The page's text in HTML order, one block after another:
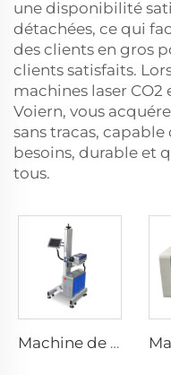
une disponibilité
détachées, ce qui
des clients en gros
clients satisfaits.
machines laser
Voiern, vous
sans tracas,
besoins, durable et
tous.
Machine de marquage au laser volant